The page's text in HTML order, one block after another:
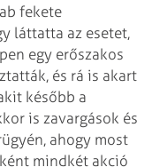
fekete
láttatta az esetet,
egy erőszakos
és rá is akart
később a
is zavargások és
ahogy most
mindkét akció